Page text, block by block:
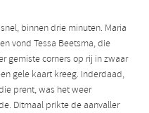
binnen drie minuten. Maria
vond Tessa Beetsma, die
gemiste corners op rij in zwaar
gele kaart kreeg. Inderdaad,
prent, was het weer
Ditmaal prikte de aanvaller